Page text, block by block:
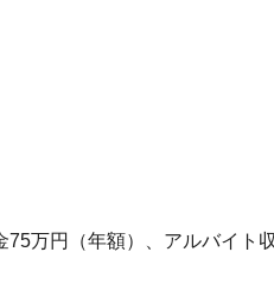
万円（年額）、アルバイト